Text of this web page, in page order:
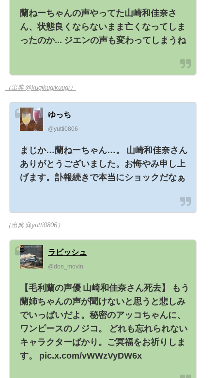
蘭ねーちゃんの声やってた山崎和佳奈さ
ん、状態良くならないまま亡くなってしま
ったのか... ジエンの声も変わってしまうね
（出典 @kugikugikuugi）
ゆっち
@yutti0806
まじか…蘭ねーちゃん…。 山崎和佳奈さん
ありがとうございました。お悔やみ申し上
げます。訃報続きで本当にショックだなぁ
（出典 @yutti0806）
ラビッシュ
@don_movin
【毛利蘭の声優 山崎和佳奈さん死去】 もう
蘭姉ちゃんの声が聞けないと思うと悲しみ
でいっぱいだよ。秘密のアッコちゃんに、
ワンピースのノジコ。 どれも忘れられない
キャラクターばかり。ご冥福をお祈りしま
す。 pic.x.com/vWWzVyDW6x